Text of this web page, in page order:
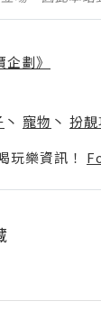
劃》
丶 寵物 丶 扮
樂資訊！